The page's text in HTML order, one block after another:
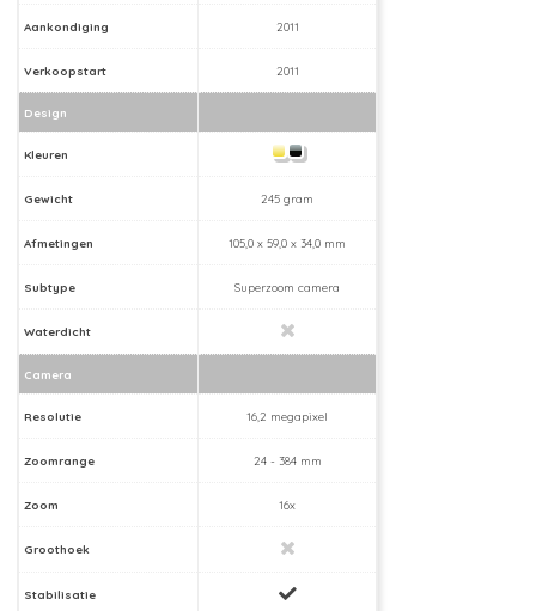
Aankondiging 2011
Verkoopstart 2011
Design
Kleuren
Gewicht 245 gram
Afmetingen 105,0 x 59,0 x 34,0 mm
Subtype Superzoom camera
Waterdicht
Camera
Resolutie 16,2 megapixel
Zoomrange 24 - 384 mm
Zoom 16x
Groothoek
Stabilisatie